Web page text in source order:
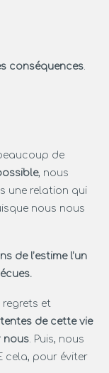
conséquences
de
, nous
une relation qui
nous nous
de l’estime l’un
et
de cette vie
nous . Puis, nous
cela, pour éviter